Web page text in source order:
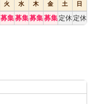
火 水 木 金 土
日
募集募集募集募集 定休 定休